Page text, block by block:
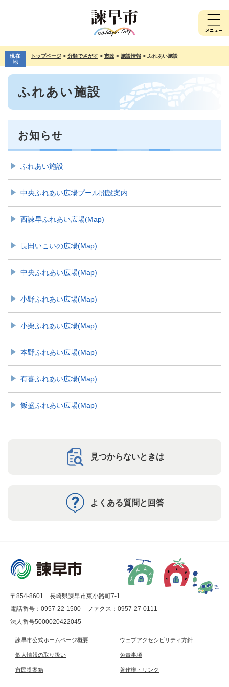
先
で
す。
を
ば
現在
地
トップページ > 分類でさがす > 市政 > 施設情報 > ふれあい施設
本
ふれあい施設
お知らせ
ふれあい施設
中央ふれあい広場プール開設案内
西諫早ふれあい広場(Map)
長田いこいの広場(Map)
中央ふれあい広場(Map)
小野ふれあい広場(Map)
小栗ふれあい広場(Map)
本野ふれあい広場(Map)
有喜ふれあい広場(Map)
飯盛ふれあい広場(Map)
見つからないときは
よくある質問と回答
〒854-8601 長崎県諫早市東小路町7-1
電話番号：0957-22-1500
ファクス：0957-27-0111
法人番号5000020422045
諫早市公式ホームページ概要 ウェブアクセシビリティ方針
個人情報の取り扱い 免責事項
市民提案箱 著作権・リンク